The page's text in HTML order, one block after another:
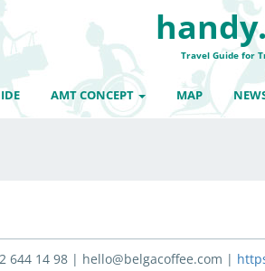
Travel Guide for
AMT CONCEPT MAP
644 14 98 | hello@belgacoffee.com |